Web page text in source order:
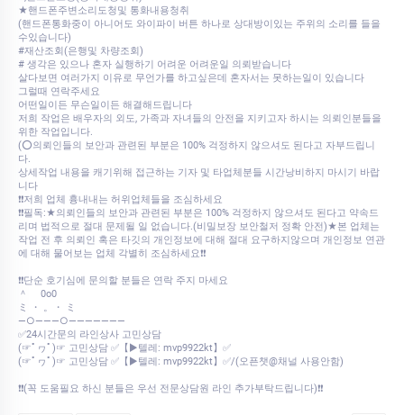
★핸드폰주변소리도청및 통화내용청취
(핸드폰통화중이 아니어도 와이파이 버튼 하나로 상대방이있는 주위의 소리를 들을
수있습니다)
#재산조회(은행및 차량조회)
# 생각은 있으나 혼자 실행하기 어려운 어려운일 의뢰받습니다
살다보면 여러가지 이유로 무언가를 하고싶은데 혼자서는 못하는일이 있습니다
그럴때 연락주세요
어떤일이든 무슨일이든 해결해드립니다
저희 작업은 배우자의 외도, 가족과 자녀들의 안전을 지키고자 하시는 의뢰인분들을
위한 작업입니다.
(⭕의뢰인들의 보안과 관련된 부분은 100% 걱정하지 않으셔도 된다고 자부드립니
다.
상세작업 내용을 캐기위해 접근하는 기자 및 타업체분들 시간낭비하지 마시기 바랍
니다
❗❗저희 업체 흉내내는 허위업체들을 조심하세요
❗❗필독:★의뢰인들의 보안과 관련된 부분은 100% 걱정하지 않으셔도 된다고 약속드
리며 법적으로 절대 문제될 일 없습니다.(비밀보장 보안철저 정확 안전)★본 업체는
작업 전 후 의뢰인 혹은 타깃의 개인정보에 대해 절대 요구하지않으며 개인정보 연관
에 대해 물어보는 업체 각별히 조심하세요❗❗
❗❗단순 호기심에 문의할 분들은 연락 주지 마세요
＾ 0o0
ミ ・ 。・ ミ
—○———○———————
✅24시간문의 라인상사 고민상담
(☞ﾟヮﾟ)☞ 고민상담 ✅【▶텔레: mvp9922kt】✅
(☞ﾟヮﾟ)☞ 고민상담 ✅【▶텔레: mvp9922kt】✅/(오픈챗@채널 사용안함)
❗❗(꼭 도움필요 하신 분들은 우선 전문상담원 라인 추가부탁드립니다)❗❗